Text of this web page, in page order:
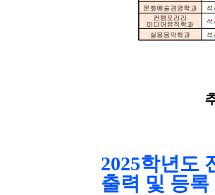
2025학년도
출력 및 등록